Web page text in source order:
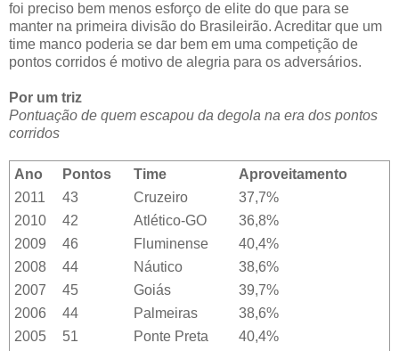
foi preciso bem menos esforço de elite do que para se
manter na primeira divisão do Brasileirão. Acreditar que um
time manco poderia se dar bem em uma competição de
pontos corridos é motivo de alegria para os adversários.
Por um triz
Pontuação de quem escapou da degola na era dos pontos
corridos
Ano Pontos Time
Aproveitamento
2011
43 Cruzeiro
37,7%
2010
42 Atlético-GO
36,8%
2009
46 Fluminense
40,4%
2008
44 Náutico
38,6%
2007
45 Goiás
39,7%
2006
44 Palmeiras
38,6%
2005
51 Ponte Preta
40,4%